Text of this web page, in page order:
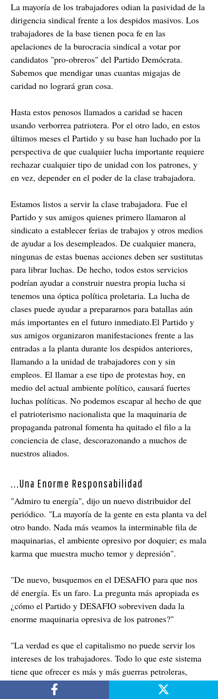
La mayoría de los trabajadores odian la pasividad de la
dirigencia sindical frente a los despidos masivos. Los
trabajadores de la base tienen poca fe en las
apelaciones de la burocracia sindical a votar por
candidatos "pro-obreros" del Partido Demócrata.
Sabemos que mendigar unas cuantas migajas de
caridad no logrará gran cosa.
Hasta estos penosos llamados a caridad se hacen
usando verborrea patriotera. Por el otro lado, en estos
últimos meses el Partido y su base han luchado por la
perspectiva de que cualquier lucha importante requiere
rechazar cualquier tipo de unidad con los patrones, y
en vez, depender en el poder de la clase trabajadora.
Estamos listos a servir la clase trabajadora. Fue el
Partido y sus amigos quienes primero llamaron al
sindicato a establecer ferias de trabajos y otros medios
de ayudar a los desempleados. De cualquier manera,
ningunas de estas buenas acciones deben ser sustitutas
para librar luchas. De hecho, todos estos servicios
podrían ayudar a construir nuestra propia lucha si
tenemos una óptica política proletaria. La lucha de
clases puede ayudar a prepararnos para batallas aún
más importantes en el futuro inmediato.El Partido y
sus amigos organizaron manifestaciones frente a las
entradas a la planta durante los despidos anteriores,
llamando a la unidad de trabajadores con y sin
empleos. El llamar a ese tipo de protestas hoy, en
medio del actual ambiente político, causará fuertes
luchas políticas. No podemos escapar al hecho de que
el patrioterismo nacionalista que la maquinaria de
propaganda patronal fomenta ha quitado el filo a la
conciencia de clase, descorazonando a muchos de
nuestros aliados.
...Una Enorme Responsabilidad
"Admiro tu energía", dijo un nuevo distribuidor del
periódico. "La mayoría de la gente en esta planta va del
otro bando. Nada más veamos la interminable fila de
maquinarias, el ambiente opresivo por doquier; es mala
karma que muestra mucho temor y depresión".
"De nuevo, busquemos en el DESAFIO para que nos
dé energía. Es un faro. La pregunta más apropiada es
¿cómo el Partido y DESAFIO sobreviven dada la
enorme maquinaria opresiva de los patrones?"
"La verdad es que el capitalismo no puede servir los
intereses de los trabajadores. Todo lo que este sistema
tiene que ofrecer es más y más guerras petroleras,
despidos y un estado policíaco". Y esa realidad no